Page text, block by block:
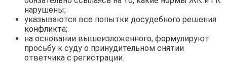
нарушены;
указываются все попытки досудебного решения
конфликта;
на основании вышеизложенного, формулируют
просьбу к суду о принудительном снятии
ответчика с регистрации.